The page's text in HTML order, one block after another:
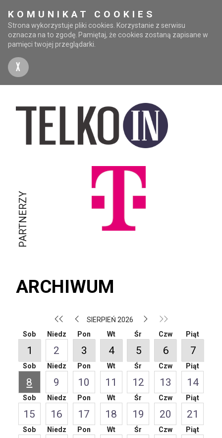
KOMUNIKAT COOKIES
Strona wykorzystuje pliki cookies. Korzystanie z serwisu
oznacza na to zgodę. Pamiętaj, że cookies zostaną zapisane w
pamięci twojej przeglądarki.
X
PARTNERZY
ARCHIWUM
SIERPIEŃ 2026
Sob
1
Niedz
2
Pon
3
Wt
4
Śr
5
Czw
6
Piąt
7
Sob
8
Niedz
9
Pon
10
Wt
11
Śr
12
Czw
13
Piąt
14
Sob
15
Niedz
16
Pon
17
Wt
18
Śr
19
Czw
20
Piąt
21
Sob Niedz Pon Wt Śr Czw Piąt